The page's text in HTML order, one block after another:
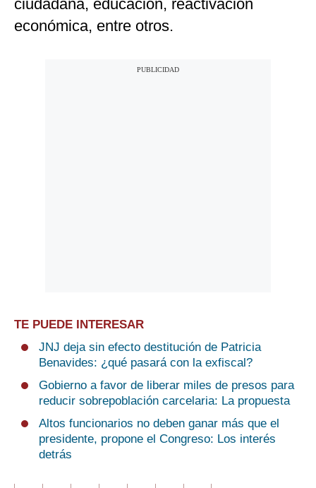
ciudadana, educación, reactivación
económica, entre otros.
TE PUEDE INTERESAR
JNJ deja sin efecto destitución de Patricia
Benavides: ¿qué pasará con la exfiscal?
Gobierno a favor de liberar miles de presos para
reducir sobrepoblación carcelaria: La propuesta
Altos funcionarios no deben ganar más que el
presidente, propone el Congreso: Los interés
detrás